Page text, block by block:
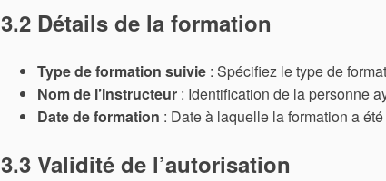
3.2 Détails de la formation
Type de formation suivie : Spécifiez le type de
Nom de l’instructeur : Identification de la personne
Date de formation : Date à laquelle la formation a
3.3 Validité de l’autorisation